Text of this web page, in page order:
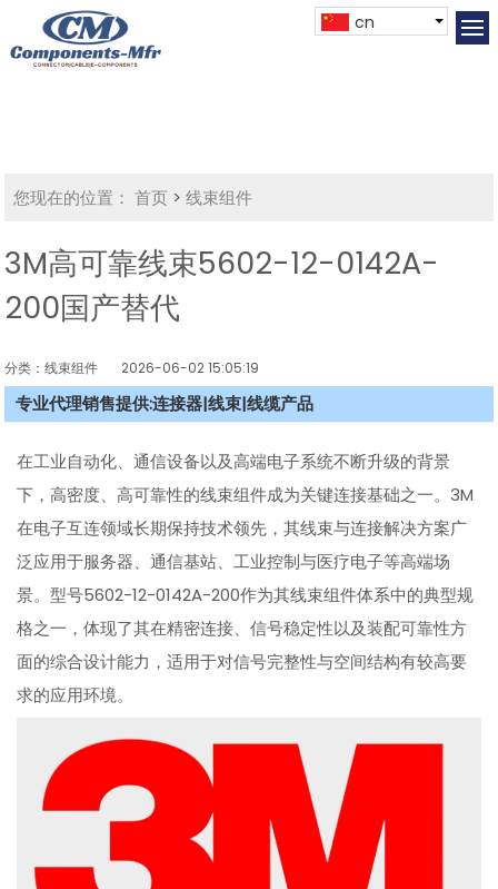
cn
您现在的位置： 首页 >线束组件
3M高可靠线束5602-12-0142A-
200国产替代
分类：线束组件 2026-06-02 15:05:19
专业代理销售提供:连接器|线束|线缆产品
在工业自动化、通信设备以及高端电子系统不断升级的背景
下，高密度、高可靠性的线束组件成为关键连接基础之一。3M
在电子互连领域长期保持技术领先，其线束与连接解决方案广
泛应用于服务器、通信基站、工业控制与医疗电子等高端场
景。型号5602-12-0142A-200作为其线束组件体系中的典型规
格之一，体现了其在精密连接、信号稳定性以及装配可靠性方
面的综合设计能力，适用于对信号完整性与空间结构有较高要
求的应用环境。